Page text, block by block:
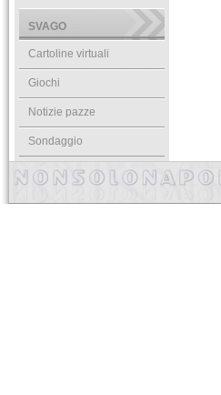
SVAGO
Cartoline virtuali
Giochi
Notizie pazze
Sondaggio